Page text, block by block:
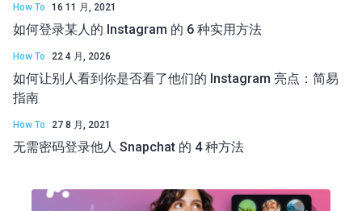
How To 16 11 月, 2021
如何登录某人的 Instagram 的 6 种实用方法
How To 22 4 月, 2026
如何让别人看到你是否看了他们的 Instagram 亮点：简易
指南
How To 27 8 月, 2021
无需密码登录他人 Snapchat 的 4 种方法